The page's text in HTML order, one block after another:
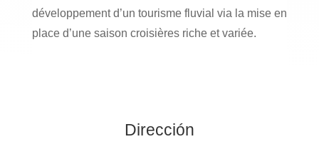
développement d’un tourisme fluvial via la mise en
place d’une saison croisières riche et variée.
Dirección